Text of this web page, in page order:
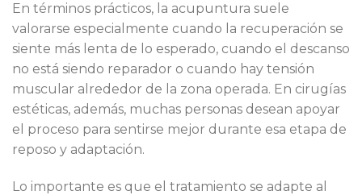
En términos prácticos, la acupuntura suele
valorarse especialmente cuando la recuperación se
siente más lenta de lo esperado, cuando el descanso
no está siendo reparador o cuando hay tensión
muscular alrededor de la zona operada. En cirugías
estéticas, además, muchas personas desean apoyar
el proceso para sentirse mejor durante esa etapa de
reposo y adaptación.
Lo importante es que el tratamiento se adapte al